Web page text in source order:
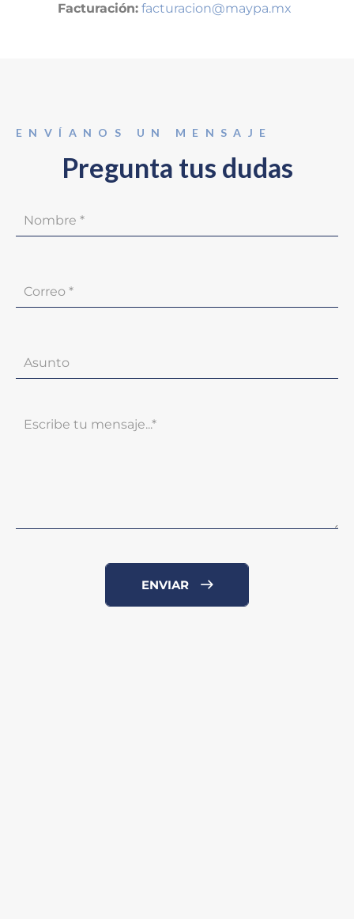
Facturación: facturacion@maypa.mx
ENVÍANOS UN MENSAJE
Pregunta tus dudas
ENVIAR